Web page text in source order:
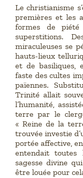
Le christianisme
premières et les
formes de
superstitions.
miraculeuses se
hauts-lieux
et de basiliques,
faste des cultes
païennes.
Trinité allait
l’humanité,
terre par le
« Reine de la
trouvée investie
portée affective,
entendait toutes
sagesse divine
être louée pour